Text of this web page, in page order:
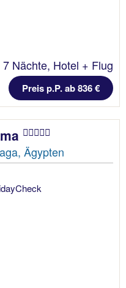
7 Nächte, Hotel + Flug
Preis p.P. ab 836 €
Ägypten